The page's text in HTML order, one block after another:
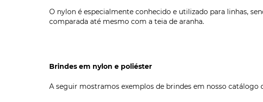
O nylon é especialmente conhecido e utilizado para linhas,
comparada até mesmo com a teia de aranha.
Brindes em nylon e poliéster
A seguir mostramos exemplos de brindes em nosso catálogo